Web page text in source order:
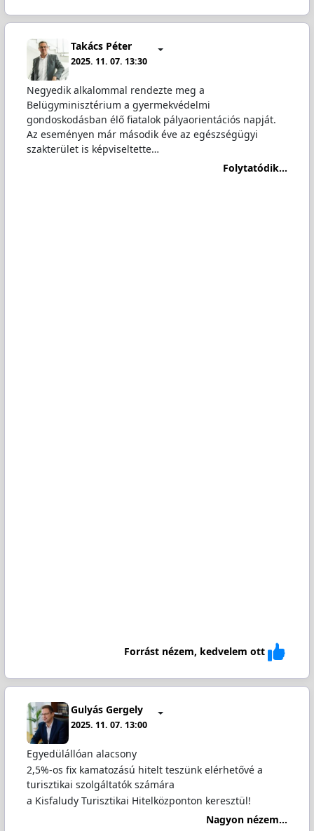
Takács Péter
2025. 11. 07. 13:30
Negyedik alkalommal rendezte meg a
Belügyminisztérium a gyermekvédelmi
gondoskodásban élő fiatalok pályaorientációs napját.
Az eseményen már második éve az egészségügyi
szakterület is képviseltette…
Folytatódik...
Forrást nézem, kedvelem ott
Gulyás Gergely
2025. 11. 07. 13:00
Egyedülállóan alacsony
2,5%-os fix kamatozású hitelt teszünk elérhetővé a
turisztikai szolgáltatók számára
a Kisfaludy Turisztikai Hitelközponton keresztül!
Nagyon nézem...